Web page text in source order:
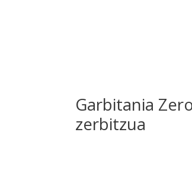
Garbitania
zerbitzua